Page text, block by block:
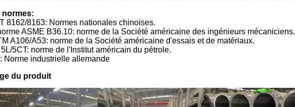
normes:
8162/8163: Normes nationales chinoises.
ASME B36.10: norme de la Société américaine des ingénieurs mécaniciens.
A106/A53: norme de la Société américaine d'essais et de matériaux.
5CT: norme de l'Institut américain du pétrole.
Norme industrielle allemande
du produit